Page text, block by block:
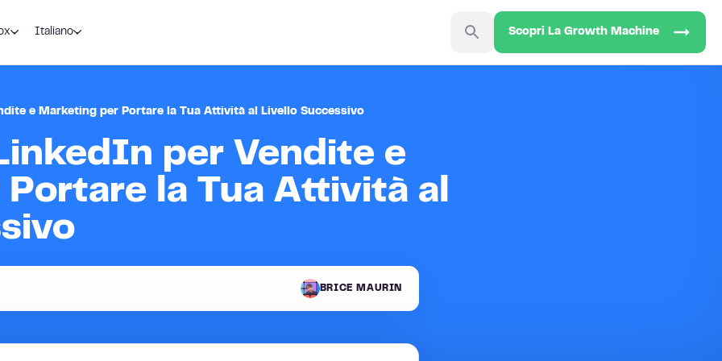
Italiano Scopri La Growth Machine
e Marketing per Portare la Tua Attività al Livello Successivo
per Vendite e
la Tua Attività al
BRICE MAURIN